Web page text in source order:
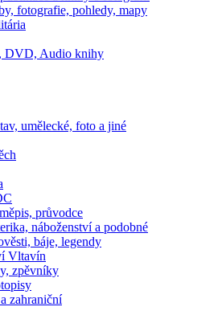
fotografie, pohledy, mapy
DVD, Audio knihy
umělecké, foto a jiné
průvodce
náboženství a podobné
báje, legendy
Vltavín
zpěvníky
zahraniční